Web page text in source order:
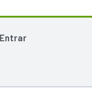
entrar